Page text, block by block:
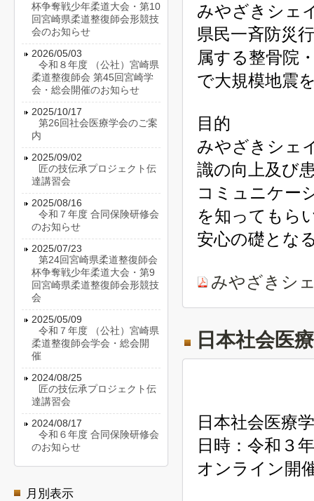
みやざきシェ
県民一斉防災
属する整骨院
で大規模地震
目的
みやざきシェ
識の向上及び
コミュニケー
を知ってもら
安心の礎とな
みやざきシ
日本社会医
日本社会医療
日時：令和３
オンライン開
杯争奪戦少年柔道大会・第10
回宮崎県柔道整復師会形競技
会のお知らせ
2026/05/03
令和８年度 （公社）宮崎県
柔道整復師会 第45回宮崎学
会・総会開催のお知らせ
2025/10/17
第26回社会医療学会のご案
内
2025/09/02
匠の技伝承プロジェクト伝
達講習会
2025/08/16
令和７年度 合同保険研修会
のお知らせ
2025/07/23
第24回宮崎県柔道整復師会
杯争奪戦少年柔道大会・第9
回宮崎県柔道整復師会形競技
会
2025/05/09
令和７年度 （公社）宮崎県
柔道整復師会学会・総会開
催
2024/08/25
匠の技伝承プロジェクト伝
達講習会
2024/08/17
令和６年度 合同保険研修会
のお知らせ
月別表示